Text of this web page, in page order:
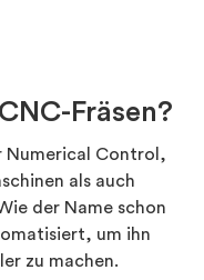
Fräsen?
Numerical Control,
als auch
der Name schon
um ihn
zu machen.